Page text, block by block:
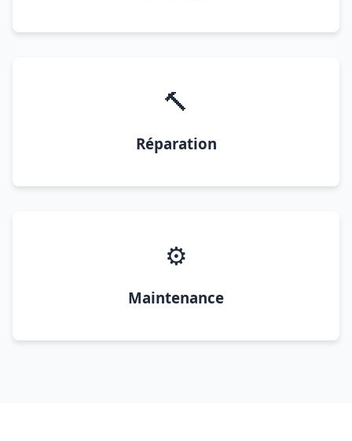
🔨
Réparation
⚙️
Maintenance